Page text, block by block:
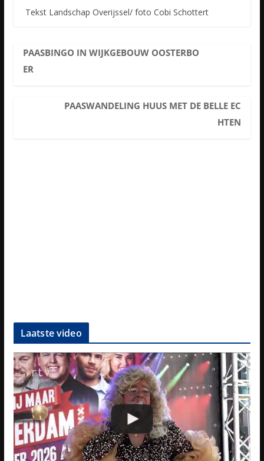
Tekst Landschap Overijssel/ foto Cobi Schottert
PAASBINGO IN WIJKGEBOUW OOSTERBO
ER
PAASWANDELING HUUS MET DE BELLE EC
HTEN
Laatste video